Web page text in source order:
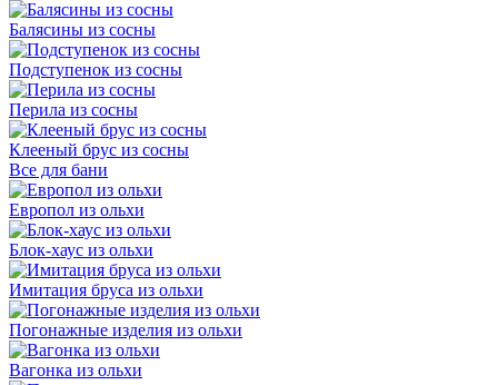
Балясины из сосны
Подступенок из сосны
Перила из сосны
Клееный брус из сосны
Все для бани
Европол из ольхи
Блок-хаус из ольхи
Имитация бруса из ольхи
Погонажные изделия из ольхи
Вагонка из ольхи